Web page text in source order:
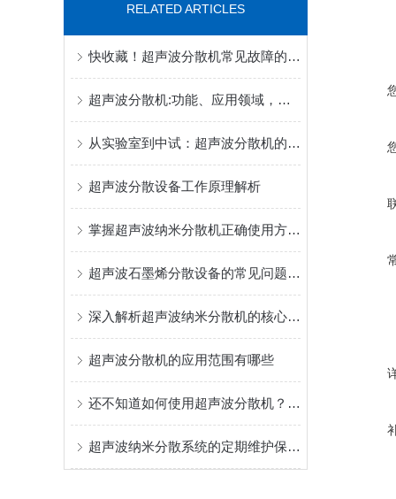
RELATED ARTICLES
快收藏！超声波分散机常见故障的对应解决妙招
超声波分散机:功能、应用领域，处理量及如何选型(哪些功率)
从实验室到中试：超声波分散机的应用与优势
超声波分散设备工作原理解析
掌握超声波纳米分散机正确使用方法是实现纳米级均匀的关键
超声波石墨烯分散设备的常见问题相应解决方法分享
深入解析超声波纳米分散机的核心构成
超声波分散机的应用范围有哪些
还不知道如何使用超声波分散机？进来看
超声波纳米分散系统的定期维护保养方法分享